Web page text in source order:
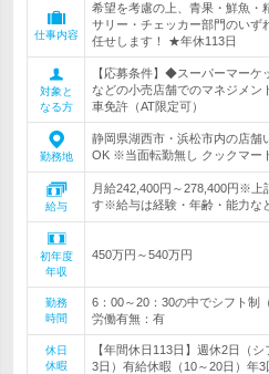
仕事内容
希望を考慮の上、青果・鮮魚・
サリー・チェッカー部門のいず
任せします！ ★年休113日
対象と
なる方
【応募条件】◆スーパーマーケ
などの小売店舗でのマネジメ
車免許（AT限定可）
勤務地
静岡県湖西市・浜松市内の店
OK ※当面転勤無し クックマー
給与
月給242,400円～278,400円※上
す※給与は経験・年齢・能力な
初年度
年収
450万円～540万円
勤務
時間
6：00～20：30の中でシフト制
労働有無：有
休日
休暇
【年間休日113日】週休2日（
3日）有給休暇（10～20日）年3